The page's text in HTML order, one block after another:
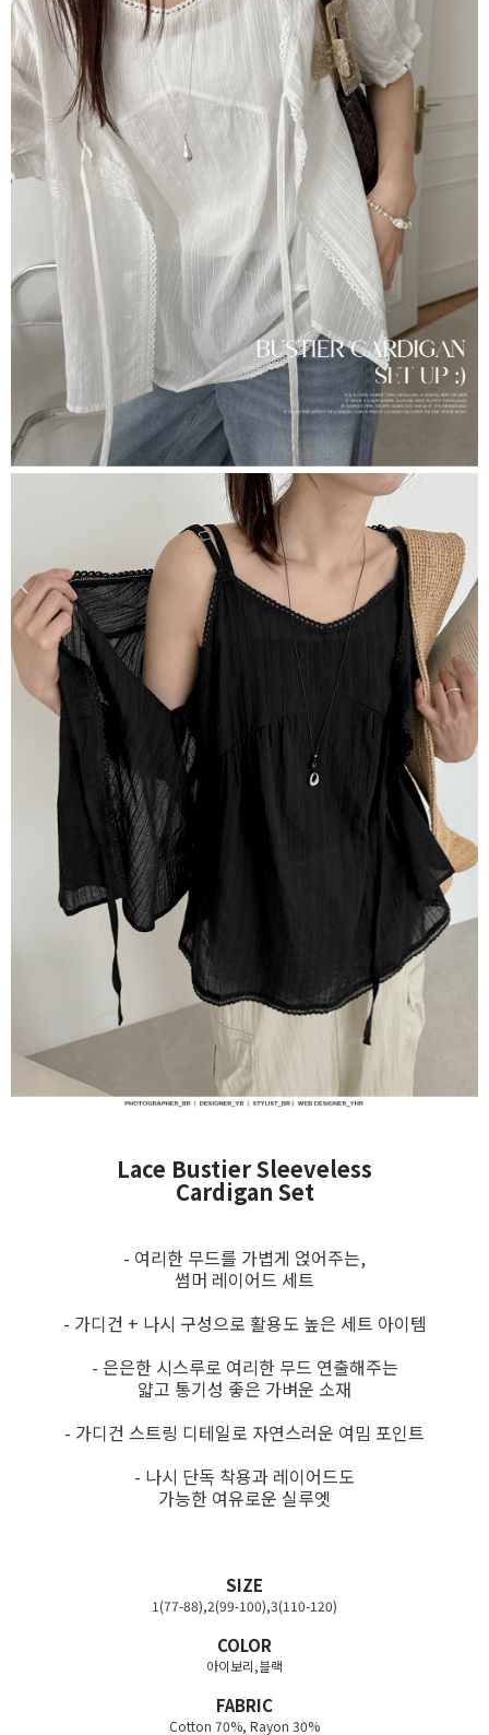
Lace Bustier Sleeveless
Cardigan Set
- 여리한 무드를 가볍게 얹어주는,
썸머 레이어드 세트
- 가디건 + 나시 구성으로 활용도 높은 세트 아이템
- 은은한 시스루로 여리한 무드 연출해주는
얇고 통기성 좋은 가벼운 소재
- 가디건 스트링 디테일로 자연스러운 여밈 포인트
- 나시 단독 착용과 레이어드도
가능한 여유로운 실루엣
SIZE
1(77-88),2(99-100),3(110-120)
COLOR
아이보리,블랙
FABRIC
Cotton 70%, Rayon 30%